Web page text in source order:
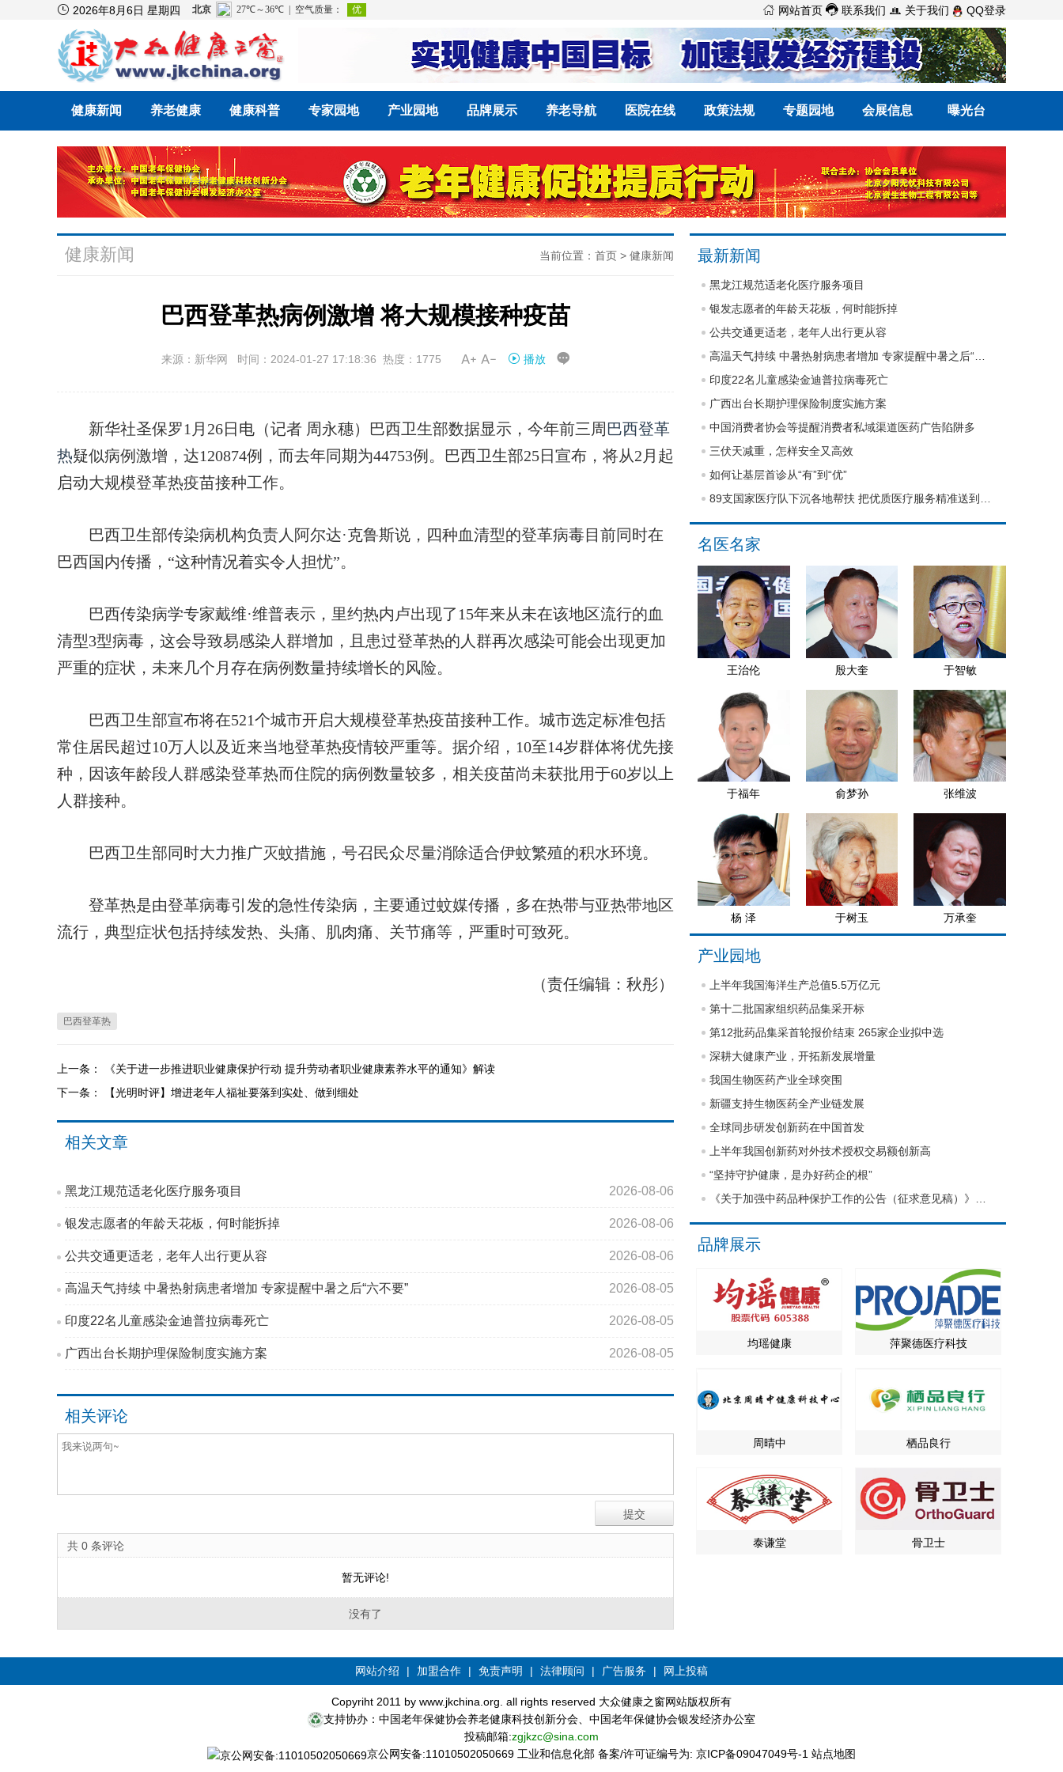
 2026年8月6日 星期四  网站首页  联系我们  关于我们 QQ登录
健康新闻 养老健康 健康科普 专家园地 产业园地 品牌展示 养老导航 医院在线 政策法规 专题园地 会展信息 曝光台
健康新闻 当前位置： 首页 > 健康新闻
巴西登革热病例激增 将大规模接种疫苗
来源：新华网 时间：2024-01-27 17:18:36 热度：1775  播放 
新华社圣保罗1月26日电（记者 周永穗）巴西卫生部数据显示，今年前三周 巴西登革
热疑似病例激增，达120874例，而去年同期为44753例。巴西卫生部25日宣布，将从2月起
启动大规模登革热疫苗接种工作。
巴西卫生部传染病机构负责人阿尔达·克鲁斯说，四种血清型的登革病毒目前同时在
巴西国内传播，“这种情况着实令人担忧”。
巴西传染病学专家戴维·维普表示，里约热内卢出现了15年来从未在该地区流行的血
清型3型病毒，这会导致易感染人群增加，且患过登革热的人群再次感染可能会出现更加
严重的症状，未来几个月存在病例数量持续增长的风险。
巴西卫生部宣布将在521个城市开启大规模登革热疫苗接种工作。城市选定标准包括
常住居民超过10万人以及近来当地登革热疫情较严重等。据介绍，10至14岁群体将优先接
种，因该年龄段人群感染登革热而住院的病例数量较多，相关疫苗尚未获批用于60岁以上
人群接种。
巴西卫生部同时大力推广灭蚊措施，号召民众尽量消除适合伊蚊繁殖的积水环境。
登革热是由登革病毒引发的急性传染病，主要通过蚊媒传播，多在热带与亚热带地区
流行，典型症状包括持续发热、头痛、肌肉痛、关节痛等，严重时可致死。
（责任编辑：秋彤）
巴西登革热
上一条：
《关于进一步推进职业健康保护行动 提升劳动者职业健康素养水平的通知》解读
下一条：
【光明时评】增进老年人福祉要落到实处、做到细处
相关文章
黑龙江规范适老化医疗服务项目 2026-08-06
银发志愿者的年龄天花板，何时能拆掉 2026-08-06
公共交通更适老，老年人出行更从容 2026-08-06
高温天气持续 中暑热射病患者增加 专家提醒中暑之后“六不要” 2026-08-05
印度22名儿童感染金迪普拉病毒死亡 2026-08-05
广西出台长期护理保险制度实施方案 2026-08-05
相关评论
共 0 条评论
暂无评论!
没有了
最新新闻
黑龙江规范适老化医疗服务项目
银发志愿者的年龄天花板，何时能拆掉
公共交通更适老，老年人出行更从容
印度22名儿童感染金迪普拉病毒死亡
广西出台长期护理保险制度实施方案
中国消费者协会等提醒消费者私域渠道医药广告陷阱多
三伏天减重，怎样安全又高效
如何让基层首诊从“有”到“优”
名医名家
王治伦 殷大奎 于智敏
于福年 俞梦孙 张维波
杨 泽 于树玉 万承奎
产业园地
上半年我国海洋生产总值5.5万亿元
第十二批国家组织药品集采开标
第12批药品集采首轮报价结束 265家企业拟中选
深耕大健康产业，开拓新发展增量
我国生物医药产业全球突围
新疆支持生物医药全产业链发展
全球同步研发创新药在中国首发
上半年我国创新药对外技术授权交易额创新高
“坚持守护健康，是办好药企的根”
品牌展示
均瑶健康 萍聚德医疗科技
周晴中 栖品良行
泰谦堂 骨卫士
网站介绍 | 加盟合作 | 免责声明 | 法律顾问 | 广告服务 | 网上投稿
Copyriht 2011 by www.jkchina.org. all rights reserved 大众健康之窗网站版权所有
支持协办：中国老年保健协会养老健康科技创新分会、中国老年保健协会银发经济办公室
投稿邮箱:zgjkzc@sina.com
京公网安备:11010502050669 工业和信息化部 备案/许可证编号为: 京ICP备09047049号-1 站点地图